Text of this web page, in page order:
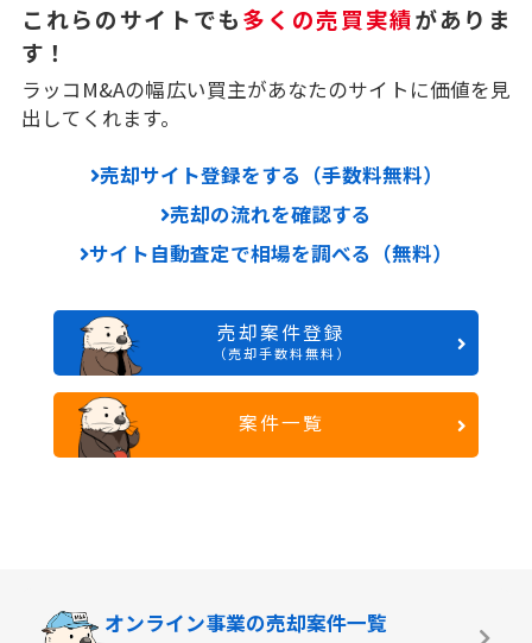
これらのサイトでも多くの売買実績がありま
す！
ラッコM&Aの幅広い買主があなたのサイトに価値を見
出してくれます。
売却サイト登録をする（手数料無料）
売却の流れを確認する
サイト自動査定で相場を調べる（無料）
売却案件登録
（売却手数料無料）
案件一覧
オンライン事業の売却案件一覧